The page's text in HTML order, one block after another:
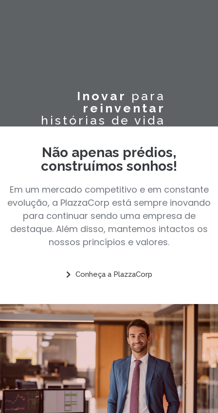
Inovar para
reinventar
histórias de vida
Não apenas prédios,
construímos sonhos!
Em um mercado competitivo e em constante
evolução, a PlazzaCorp está sempre inovando
para continuar sendo uma empresa de
destaque. Além disso, mantemos intactos os
nossos princípios e valores.
Conheça a PlazzaCorp